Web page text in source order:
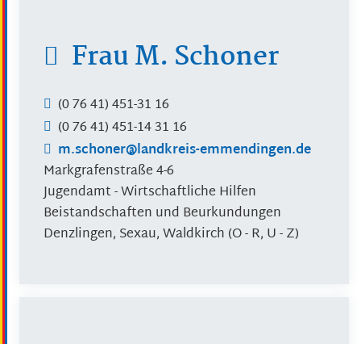
FrauM. Schoner
(07641) 451-31 16
(07641) 451-1431 16
m.schoner@landkreis-emmendingen.de
Markgrafenstraße 4-6
Jugendamt - Wirtschaftliche Hilfen
Beistandschaften und Beurkundungen
Denzlingen, Sexau, Waldkirch (O - R, U - Z)